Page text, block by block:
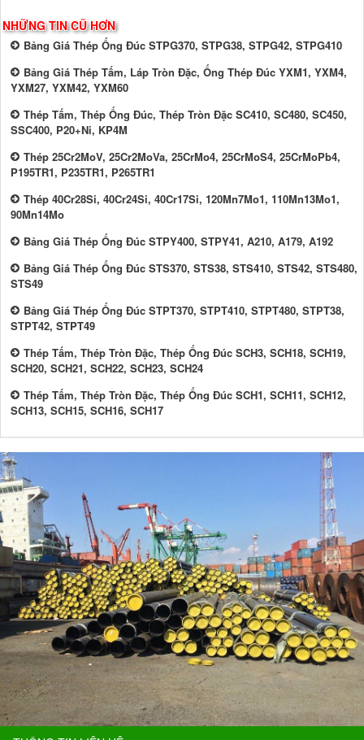
NHỮNG TIN CŨ HƠN
Bảng Giá Thép Ống Đúc STPG370, STPG38, STPG42, STPG410
Bảng Giá Thép Tấm, Láp Tròn Đặc, Ống Thép Đúc YXM1, YXM4,
YXM27, YXM42, YXM60
Thép Tấm, Thép Ống Đúc, Thép Tròn Đặc SC410, SC480, SC450,
SSC400, P20+Ni, KP4M
Thép 25Cr2MoV, 25Cr2MoVa, 25CrMo4, 25CrMoS4, 25CrMoPb4,
P195TR1, P235TR1, P265TR1
Thép 40Cr28Si, 40Cr24Si, 40Cr17Si, 120Mn7Mo1, 110Mn13Mo1,
90Mn14Mo
Bảng Giá Thép Ống Đúc STPY400, STPY41, A210, A179, A192
Bảng Giá Thép Ống Đúc STS370, STS38, STS410, STS42, STS480,
STS49
Bảng Giá Thép Ống Đúc STPT370, STPT410, STPT480, STPT38,
STPT42, STPT49
Thép Tấm, Thép Tròn Đặc, Thép Ống Đúc SCH3, SCH18, SCH19,
SCH20, SCH21, SCH22, SCH23, SCH24
Thép Tấm, Thép Tròn Đặc, Thép Ống Đúc SCH1, SCH11, SCH12,
SCH13, SCH15, SCH16, SCH17